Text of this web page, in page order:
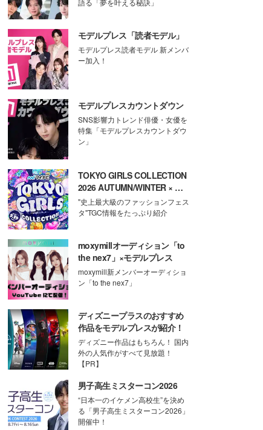
語る「夢を叶える秘訣」
モデルプレス「読者モデル」
モデルプレス読者モデル 新メンバ
ー加入！
モデルプレスカウントダウン
SNS影響力トレンド俳優・女優を
特集「モデルプレスカウントダウ
ン」
TOKYO GIRLS COLLECTION
2026 AUTUMN/WINTER × モ
デルプレス
"史上最大級のファッションフェス
タ"TGC情報をたっぷり紹介
moxymillオーディション「to
the nex7」×モデルプレス
moxymill新メンバーオーディショ
ン「to the nex7」
ディズニープラスのおすすめ
作品をモデルプレスが紹介！
ディズニー作品はもちろん！ 国内
外の人気作がすべて見放題！
【PR】
男子高生ミスターコン2026
“日本一のイケメン高校生”を決め
る「男子高生ミスターコン2026」
開催中！